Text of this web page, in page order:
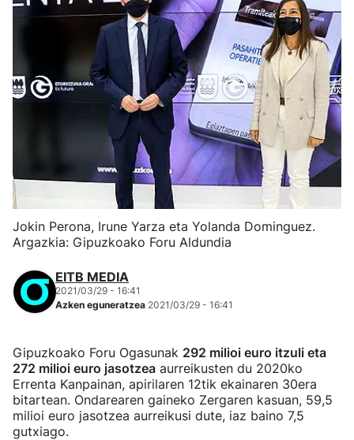
Jokin Perona, Irune Yarza eta Yolanda Dominguez.
Argazkia: Gipuzkoako Foru Aldundia
EITB MEDIA
2021/03/29 - 16:41
Azken eguneratzea 2021/03/29 - 16:41
Gipuzkoako Foru Ogasunak 292 milioi euro itzuli eta
272 milioi euro jasotzea aurreikusten du 2020ko
Errenta Kanpainan, apirilaren 12tik ekainaren 30era
bitartean. Ondarearen gaineko Zergaren kasuan, 59,5
milioi euro jasotzea aurreikusi dute, iaz baino 7,5
gutxiago.